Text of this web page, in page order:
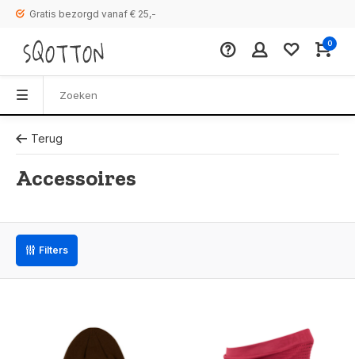
Gratis bezorgd vanaf € 25,-
0
Terug
Accessoires
Filters